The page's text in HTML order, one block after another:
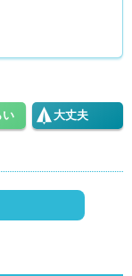
い 大丈夫